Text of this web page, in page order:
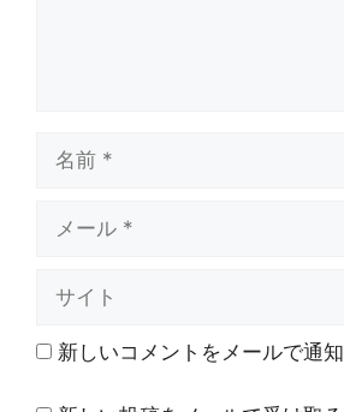
ト 新しいコメントをメールで通知